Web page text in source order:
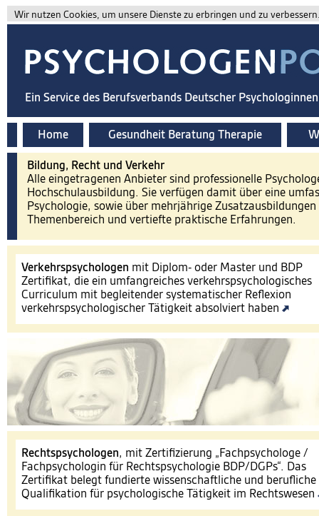
Wir nutzen Cookies, um unsere Dienste zu erbringen und zu
Ein Service des Berufsverbands Deutscher
Home Gesundheit Beratung Therapie
Bildung, Recht und Verkehr
Alle eingetragenen Anbieter sind professionelle
Hochschulausbildung. Sie verfügen damit über eine
Psychologie, sowie über mehrjährige
Themenbereich und vertiefte praktische Erfahrungen.
Verkehrspsychologen mit Diplom- oder Master und BDP
Zertifikat, die ein umfangreiches verkehrspsychologisches
Curriculum mit begleitender systematischer Reflexion
verkehrspsychologischer Tätigkeit absolviert haben
​Rechtspsychologen, mit Zertifizierung „Fachpsychologe /
Fachpsychologin für Rechtspsychologie BDP/DGPs“. Das
Zertifikat belegt fundierte wissenschaftliche und berufliche
Qualifikation für psychologische Tätigkeit im Rechtswesen